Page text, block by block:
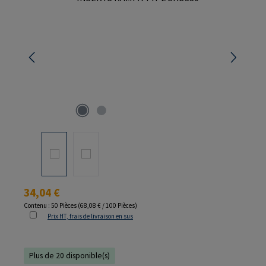
Prix régulier :
34,04 €
Contenu : 50 Pièces (68,08 € / 100 Pièces)
Prix HT, frais de livraison en sus
Plus de 20 disponible(s)